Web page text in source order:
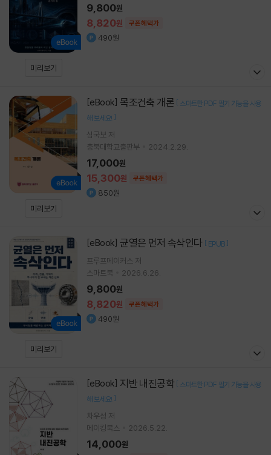
미리보기
8,820원 쿠폰혜택가
9,800원
490원
미리보기
[eBook] 목조건축 개론 [ 스마트한 PDF 필기 기능을 사용
해 보세요! ]
심국보 저
충북대학교출판부
2024.2.29.
15,300원 쿠폰혜택가
17,000원
850원
미리보기
[eBook] 균열은 먼저 속삭인다 [ EPUB ]
프루프메이커스 저
스마트북
2026.6.26.
8,820원 쿠폰혜택가
9,800원
490원
[eBook] 지반 내진공학 [ 스마트한 PDF 필기 기능을 사용
해 보세요! ]
차우성 저
메이킹북스
2026.5.22.
14,000원